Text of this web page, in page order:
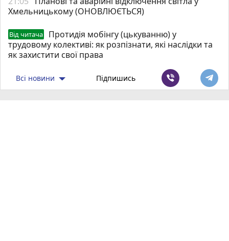
Хмельницькому (ОНОВЛЮЄТЬСЯ)
Від читача
Протидія мобінгу (цькуванню) у
трудовому колективі: як розпізнати, які наслідки та
як захистити свої права
Всі новини Підпишись